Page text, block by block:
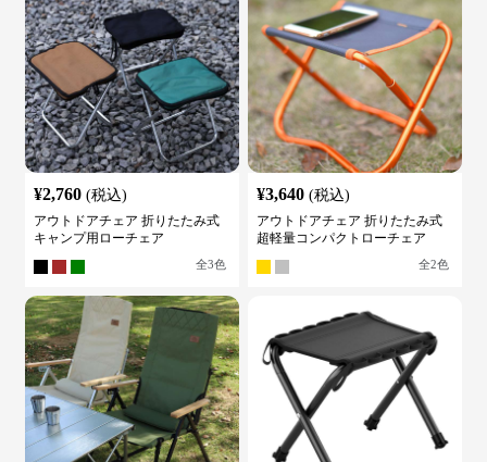
¥2,760 (税込)
アウトドアチェア 折りたたみ式
キャンプ用ローチェア
全3色
¥3,640 (税込)
アウトドアチェア 折りたたみ式
超軽量コンパクトローチェア
全2色